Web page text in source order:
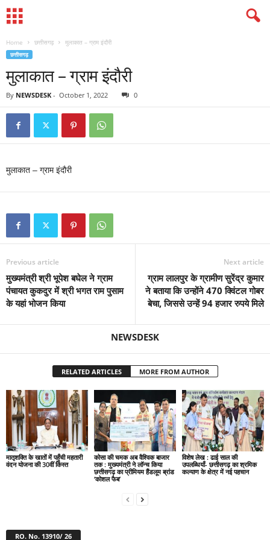
Home छत्तीसगढ़ मुलाकात – ग्राम इंदौरी
छत्तीसगढ़
मुलाकात – ग्राम इंदौरी
By NEWSDESK - October 1, 2022 0
मुलाकात – ग्राम इंदौरी
Previous article
मुख्यमंत्री श्री भूपेश बघेल ने ग्राम
पंचायत कुकदुर में श्री भगत राम पुसाम
के यहां भोजन किया
Next article
ग्राम लालपुर के ग्रामीण सुरेंद्र कुमार
ने बताया कि उन्होंने 470 क्विंटल गोबर
बेचा, जिससे उन्हें 94 हजार रुपये मिले
NEWSDESK
RELATED ARTICLES MORE FROM AUTHOR
मातृशक्ति के खातों में पहुँची महतारी
वंदन योजना की 30वीं किस्त
कोसा की चमक अब वैश्विक बाजार
तक : मुख्यमंत्री ने लॉन्च किया
छत्तीसगढ़ का प्रीमियम हैंडलूम ब्रांड
‘कोशल फैब’
विशेष लेख : ढाई साल की
उपलब्धियाँ- छत्तीसगढ़ का श्रमिक
कल्याण के क्षेत्र में नई पहचान
RO. No. 13910/ 26